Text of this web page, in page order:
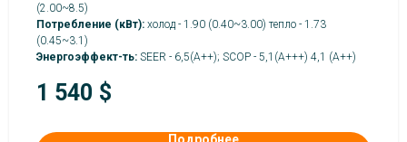
(2.00~8.5)
Потребление (кВт): холод - 1.90 (0.40~3.00) тепло - 1.73
(0.45~3.1)
Энергоэффект-ть: SEER - 6,5(А++); SCOP - 5,1(А+++) 4,1 (A++)
1 540 $